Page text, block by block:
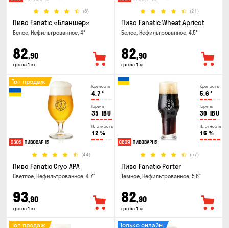
(8)
Пиво Fanatic «Бланшер»
Белое, Нефильтрованное, 4°
82,90
грн за 1 кг
(21)
Пиво Fanatic Wheat Apricot
Белое, Нефильтрованное, 4.5°
82,90
грн за 1 кг
Крепость
4.7 °
Горечь
35 IBU
Плотность
12 %
(44)
Топ продаж
Пиво Fanatic Cryo APA
Светлое, Нефильтрованное, 4.7°
93,90
грн за 1 кг
Крепость
5.6 °
Горечь
30 IBU
Плотность
16 %
(57)
Пиво Fanatic Porter
Темное, Нефильтрованное, 5.6°
82,90
грн за 1 кг
Топ продаж Только онлайн